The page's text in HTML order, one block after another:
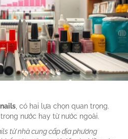
, có hai lựa chọn quan trọng.
nước hay từ nước ngoài.
từ nhà cung cấp địa phương